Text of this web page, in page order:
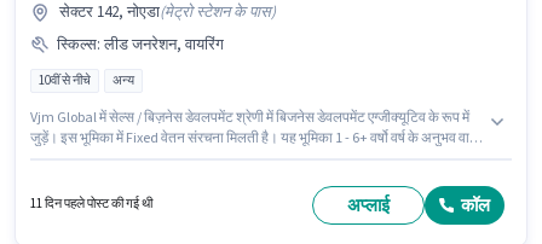
सेक्टर 142, नोएडा(मेट्रो स्टेशन के पास)
स्किल्स: लीड जनरेशन, वायरिंग
10वीं से नीचे अन्य
Vjm Global में सेल्स / बिज़नेस डेवलपमेंट श्रेणी में बिजनेस डेवलपमेंट एग्जीक्यूटिव के रूप में
जुड़ें। इस भूमिका में Fixed वेतन संरचना मिलती है। यह भूमिका 1 - 6+ वर्षो वर्ष के अनुभव वाले
10वीं से नीचे योग्यता वाले उम्मीदवार आवेदन कर सकते हैं।
11 दिन पहले पोस्ट की गई थी अप्लाई कॉल